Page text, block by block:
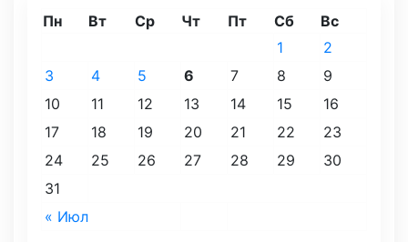
Пн Вт Ср Чт Пт Сб Вс
« Июл
1
2
3
4 5 6 7 8
9
10
11 12 13 14 15
16
17
18 19 20 21 22
23
24
25 26 27 28 29
30
31